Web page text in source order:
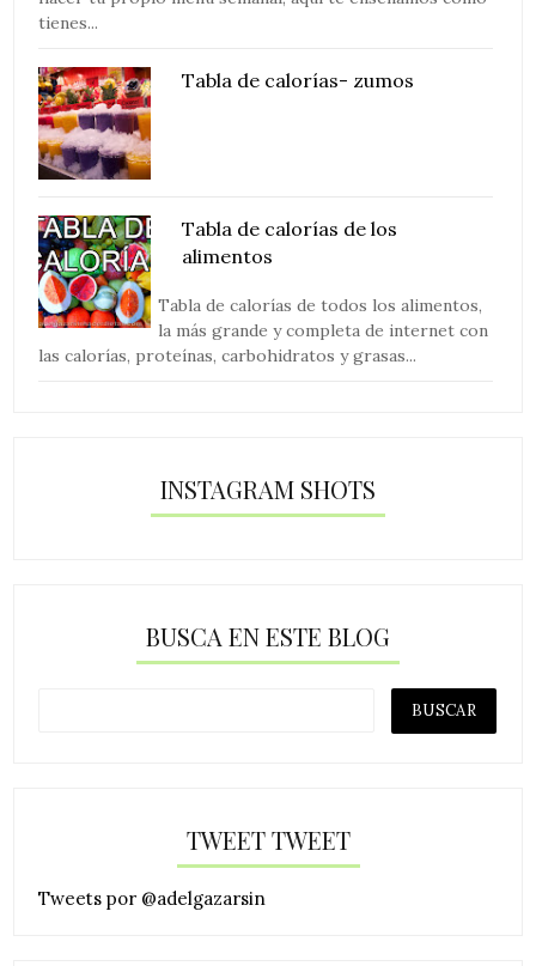
tienes...
Tabla de calorías- zumos
Tabla de calorías de los
alimentos
Tabla de calorías de todos los alimentos,
la más grande y completa de internet con
las calorías, proteínas, carbohidratos y grasas...
INSTAGRAM SHOTS
BUSCA EN ESTE BLOG
TWEET TWEET
Tweets por @adelgazarsin